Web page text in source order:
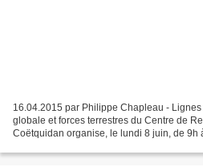
16.04.2015 par Philippe Chapleau -
globale et forces terrestres du Centre de
Coëtquidan organise, le lundi 8 juin, de 9h